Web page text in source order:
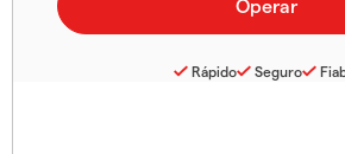
Rápido Seguro